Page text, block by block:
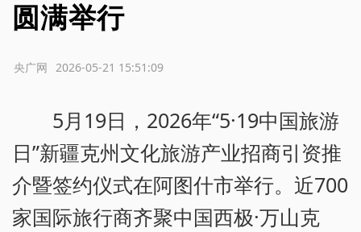
圆满举行
2026-05-21 15:51:09
央广网
5月19日，2026年“5·19中国旅游
日”新疆克州文化旅游产业招商引资推
介暨签约仪式在阿图什市举行。近700
家国际旅行商齐聚中国西极·万山克